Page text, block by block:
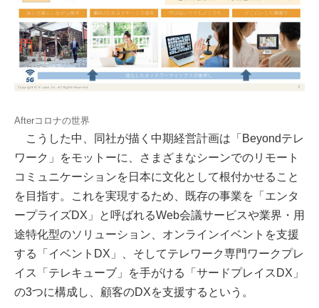
Afterコロナの世界
こうした中、同社が描く中期経営計画は「Beyondテレ
ワーク」をモットーに、さまざまなシーンでのリモート
コミュニケーションを日本に文化として根付かせること
を目指す。これを実現するため、既存の事業を「エンタ
ープライズDX」と呼ばれるWeb会議サービスや業界・用
途特化型のソリューション、オンラインイベントを支援
する「イベントDX」、そしてテレワーク専門ワークプレ
イス「テレキューブ」を手がける「サードプレイスDX」
の3つに構成し、顧客のDXを支援するという。